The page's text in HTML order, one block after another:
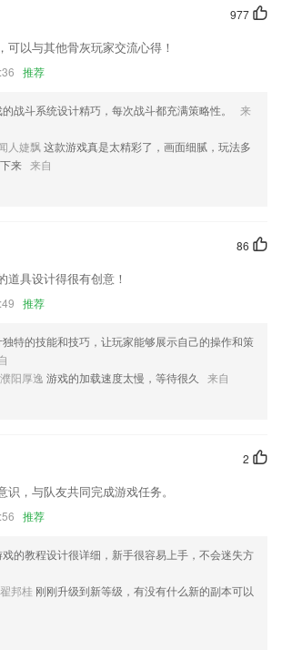
新了什么?
的消费记录
模式看不到字体问题。
登机牌信息
选取消全选删除等能力。
出您的使用经历，以帮助我们更好的对产品进行优
977
可以与其他骨灰玩家交流心得！
推荐
的战斗系统设计精巧，每次战斗都充满策略性。
来
人婕飘这款游戏真是太精彩了，画面细腻，玩法多
来 来自
86
道具设计得很有创意！
推荐
独特的技能和技巧，让玩家能够展示自己的操作和策
阳厚逸 游戏的加载速度太慢，等待很久
来自
2
识，与队友共同完成游戏任务。
推荐
戏的教程设计很详细，新手很容易上手，不会迷失方
邦桂 刚刚升级到新等级，有没有什么新的副本可以